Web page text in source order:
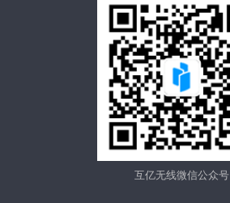
互亿无线微信公众号